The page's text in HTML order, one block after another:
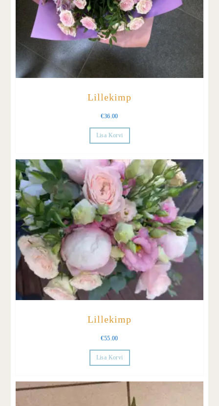
Lillekimp
€36.00
Lisa Korvi
Lillekimp
€55.00
Lisa Korvi